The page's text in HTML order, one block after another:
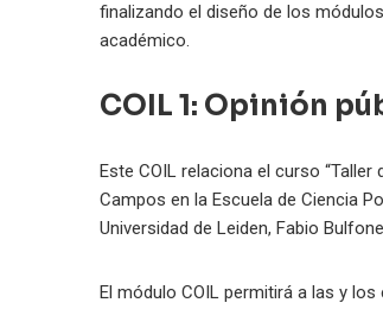
finalizando el diseño de los
académico.
COIL 1: Opinión
Este COIL relaciona el curso
Campos en la Escuela de Ciencia
Universidad de Leiden, Fabio
El módulo COIL permitirá a las y